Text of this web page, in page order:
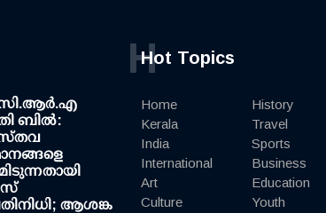
ബില്‍:
ആശങ്ക
Hot Topics
H
Home
Kerala
India
International
Art
Culture
History
Travel
Sports
Business
Education
Youth